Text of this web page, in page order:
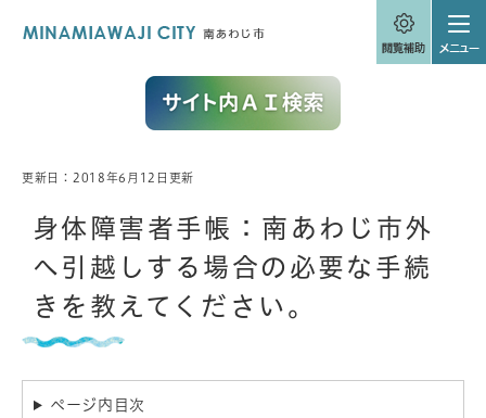
本
更新日：2018年6月12日更新
身体障害者手帳：南あわじ市外
へ引越しする場合の必要な手続
きを教えてください。
ページ内目次